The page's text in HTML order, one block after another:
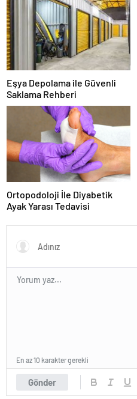
Eşya Depolama ile Güvenli
Saklama Rehberi
Ortopodoloji İle Diyabetik
Ayak Yarası Tedavisi
Gönder
En az 10 karakter gerekli